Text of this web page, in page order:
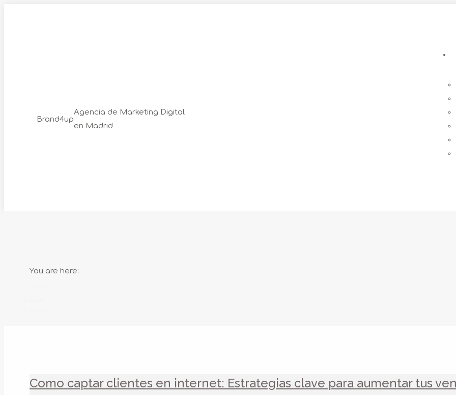
Brand4up
Agencia de Marketing Digital
en Madrid
You are here:
Como captar clientes en internet: Estrategias clave para aumentar tus